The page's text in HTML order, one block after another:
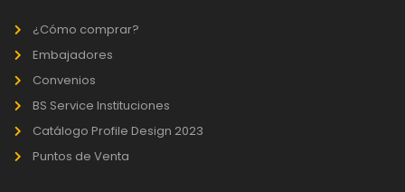
¿Cómo comprar?
Embajadores
Convenios
BS Service Instituciones
Catálogo Profile Design 2023
Puntos de Venta